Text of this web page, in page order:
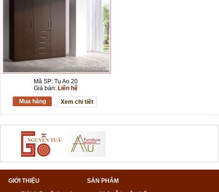
Mã SP: Tu Ao 20
Giá bán: Liên hệ
Mua hàng
Xem chi tiết
GIỚI THIỆU
SẢN PHẨM